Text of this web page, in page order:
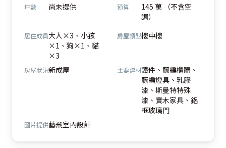
坪數 尚未提供 預算
145 萬 （不含空
調）
居住成員大人×3、小孩
×1、狗×1、貓
×3
房屋類型樓中樓
房屋狀況新成屋 主要建材鐵件、藤編櫃體、
藤編燈具、乳膠
漆、斯曼特特殊
漆、實木家具、鋁
框玻璃門
圖片提供藝飛室內設計